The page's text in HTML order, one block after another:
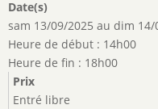
Date(s)
sam 13/09/2025 au dim 14/
Heure de début : 14h00
Heure de fin : 18h00
Prix
Entré libre